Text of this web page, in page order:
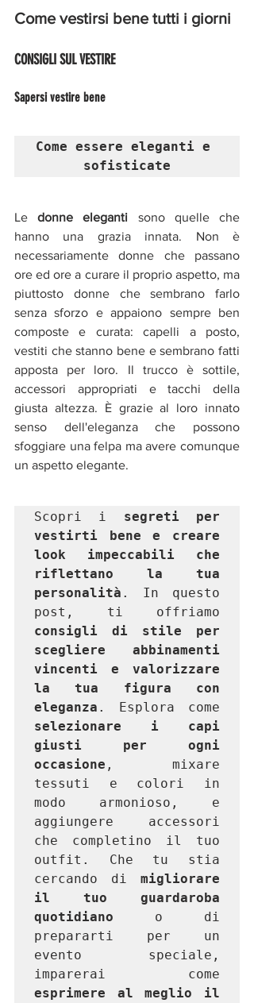
Come vestirsi bene tutti i giorni
CONSIGLI SUL VESTIRE
Sapersi vestire bene
Come essere eleganti e
sofisticate
Le donne eleganti sono quelle che
hanno una grazia innata. Non è
necessariamente donne che passano
ore ed ore a curare il proprio aspetto, ma
piuttosto donne che sembrano farlo
senza sforzo e appaiono sempre ben
composte e curata: capelli a posto,
vestiti che stanno bene e sembrano fatti
apposta per loro. Il trucco è sottile,
accessori appropriati e tacchi della
giusta altezza. È grazie al loro innato
senso dell'eleganza che possono
sfoggiare una felpa ma avere comunque
un aspetto elegante.
Scopri i segreti per
vestirti bene e creare
look impeccabili che
riflettano la tua
personalità . In questo
consigli di stile per
scegliere abbinamenti
vincenti e valorizzare
la tua figura con
eleganza
selezionare i capi
giusti per ogni
occasione , mixare
tessuti e colori in
modo armonioso, e
aggiungere accessori
che completino il tuo
outfit. Che tu stia
cercando di migliorare
il tuo guardaroba
quotidiano o di
prepararti per un
evento speciale,
esprimere al meglio il